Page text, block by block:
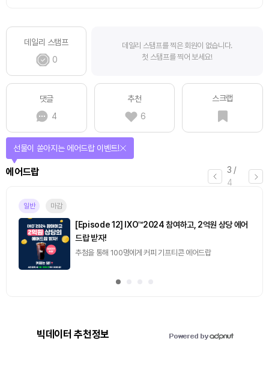
데일리 스탬프
0
데일리 스탬프를 찍은 회원이 없습니다.
첫 스탬프를 찍어 보세요!
댓글
4
추천
6
스크랩
3 /
4
에어드랍
선물이 쏟아지는 에어드랍 이벤트!
일반 마감
[Episode 12] IXO™2024 참여하고, 2억원 상당 에어
드랍 받자!
추첨을 통해 100명에게 커피 기프티콘 에어드랍
빅데이터 추천정보